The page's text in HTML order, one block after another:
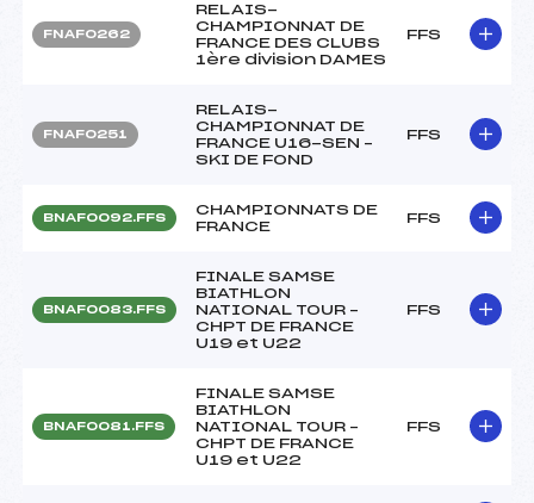
FNAF0262
RELAIS-
CHAMPIONNAT DE
FRANCE DES CLUBS
1ère division DAMES
FFS
FNAF0251
RELAIS-
CHAMPIONNAT DE
FRANCE U16-SEN –
SKI DE FOND
FFS
BNAF0092.FFS
CHAMPIONNATS DE
FRANCE
FFS
BNAF0083.FFS
FINALE SAMSE
BIATHLON
NATIONAL TOUR –
CHPT DE FRANCE
U19 et U22
FFS
BNAF0081.FFS
FINALE SAMSE
BIATHLON
NATIONAL TOUR –
CHPT DE FRANCE
U19 et U22
FFS